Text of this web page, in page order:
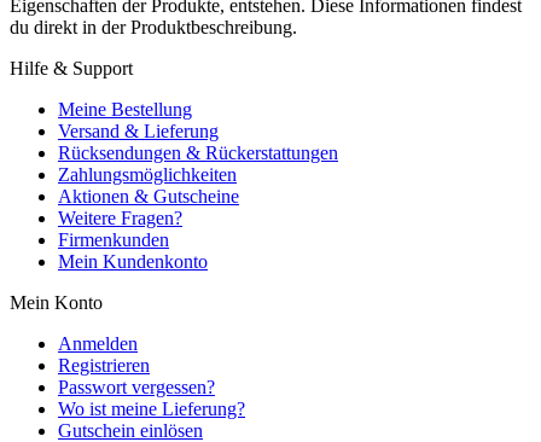
Eigenschaften der Produkte, entstehen. Diese Informationen findest
du direkt in der Produktbeschreibung.
Hilfe & Support
Meine Bestellung
Versand & Lieferung
Rücksendungen & Rückerstattungen
Zahlungsmöglichkeiten
Aktionen & Gutscheine
Weitere Fragen?
Firmenkunden
Mein Kundenkonto
Mein Konto
Anmelden
Registrieren
Passwort vergessen?
Wo ist meine Lieferung?
Gutschein einlösen